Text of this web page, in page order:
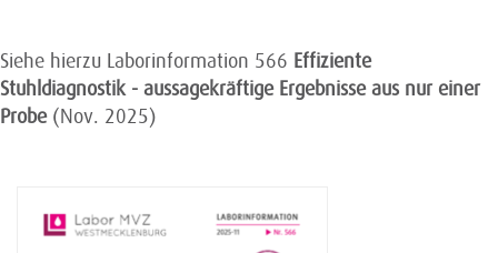
Siehe hierzu Laborinformation 566 Effiziente
Stuhldiagnostik - aussagekräftige Ergebnisse aus nur einer
Probe (Nov. 2025)